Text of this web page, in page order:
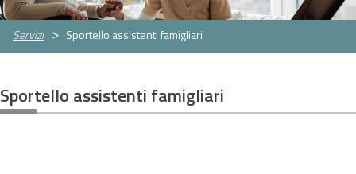
Servizi Sportello assistenti famigliari
Sportello assistenti famigliari
Concorsi
gare
Concorsi
gare
AMMINISTRAZIONE
TRASPARENTE
PNRR
Cos'è
Progetti
Allegati